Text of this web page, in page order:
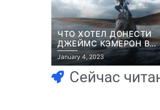
ЧТО ХОТЕЛ ДОНЕСТИ
ДЖЕЙМС КЭМЕРОН В
ФИЛЬМЕ “АВАТАР:
ВОДЫ”
January 4, 2023
Сейчас